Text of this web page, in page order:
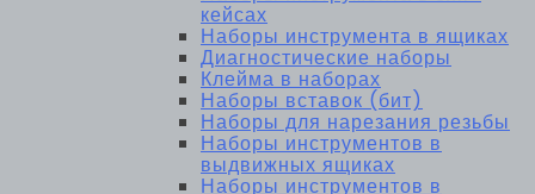
кейсах
Наборы инструмента в ящиках
Диагностические наборы
Клейма в наборах
Наборы вставок (бит)
Наборы для нарезания резьбы
Наборы инструментов в
выдвижных ящиках
Наборы инструментов в